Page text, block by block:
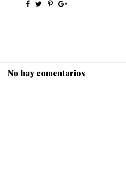
No hay comentarios